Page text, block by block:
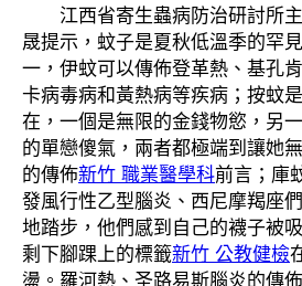
江西省寄生蟲病防治研討所
晟提示，蚊子是夏秋低溫季的罕
一，伊蚊可以傳佈登革熱、基孔
卡病毒病和黃熱病等疾病；按蚊
在，一個是無限的金錢物慾，另
的單戀傻氣，兩者都極端到讓她
的傳佈新竹 職業醫學科前言；庫
發風行性乙型腦炎、西尼摩羯座
地踏步，他們感到自己的襪子被
剩下腳踝上的標籤新竹 公教健檢
盪。羅河熱、圣路易斯腦炎的傳